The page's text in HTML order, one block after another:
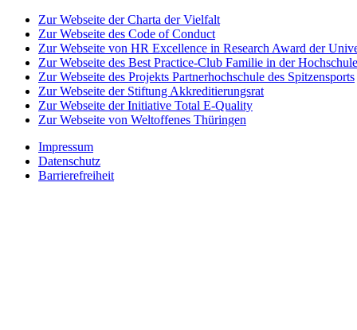
Zur Webseite der Charta der Vielfalt
Zur Webseite des Code of Conduct
Zur Webseite von HR Excellence in Research Award der
Zur Webseite des Best Practice-Club Familie in der Hochschule
Zur Webseite des Projekts Partnerhochschule des Spitzensports
Zur Webseite der Stiftung Akkreditierungsrat
Zur Webseite der Initiative Total E-Quality
Zur Webseite von Weltoffenes Thüringen
Impressum
Datenschutz
Barrierefreiheit